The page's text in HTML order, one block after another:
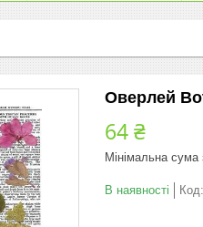
Оверлей
64 ₴
Мінімальна
В наявності Код: